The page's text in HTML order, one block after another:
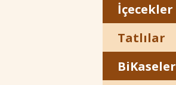
İçecekler
Tatlılar
BiKaseler